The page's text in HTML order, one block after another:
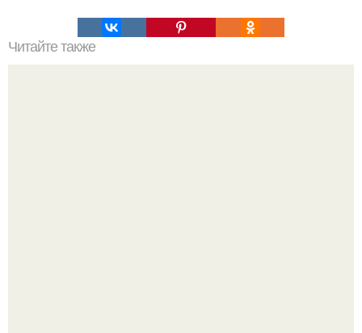
Читайте также